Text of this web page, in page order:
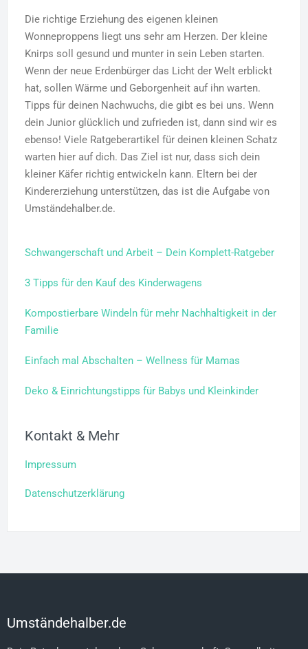
Die richtige Erziehung des eigenen kleinen
Wonneproppens liegt uns sehr am Herzen. Der kleine
Knirps soll gesund und munter in sein Leben starten.
Wenn der neue Erdenbürger das Licht der Welt erblickt
hat, sollen Wärme und Geborgenheit auf ihn warten.
Tipps für deinen Nachwuchs, die gibt es bei uns. Wenn
dein Junior glücklich und zufrieden ist, dann sind wir es
ebenso! Viele Ratgeberartikel für deinen kleinen Schatz
warten hier auf dich. Das Ziel ist nur, dass sich dein
kleiner Käfer richtig entwickeln kann. Eltern bei der
Kindererziehung unterstützen, das ist die Aufgabe von
Umständehalber.de.
Schwangerschaft und Arbeit – Dein Komplett-Ratgeber
3 Tipps für den Kauf des Kinderwagens
Kompostierbare Windeln für mehr Nachhaltigkeit in der
Familie
Einfach mal Abschalten – Wellness für Mamas
Deko & Einrichtungstipps für Babys und Kleinkinder
Kontakt & Mehr
Impressum
Datenschutzerklärung
Umständehalber.de